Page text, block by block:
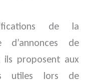
de la
d’annonces de
proposent aux
utiles lors de